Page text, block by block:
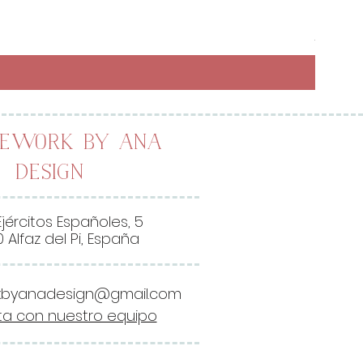
26,00
2
,
0
by Ana
Design
Españoles, 5
Alfaz del Pi, España
con nuestro equipo